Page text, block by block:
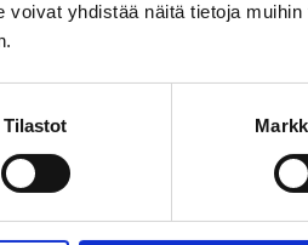
yhdistää näitä tietoja muihin
Tilastot